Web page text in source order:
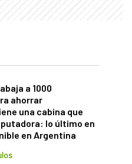
a 1000
ahorrar
una cabina que
lo último en
en Argentina